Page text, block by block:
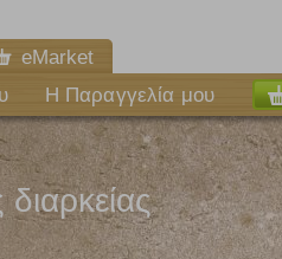
eMarket
Η Παραγγελία μου